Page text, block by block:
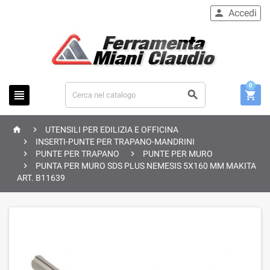
 
 Accedi

0
 
UTENSILI PER EDILIZIA E OFFICINA

INSERTI-PUNTE PER TRAPANO-MANDRINI

PUNTE PER TRAPANO 
PUNTE PER MURO

PUNTA PER MURO SDS PLUS NEMESIS 5X160 MM MAKITA
ART. B11639